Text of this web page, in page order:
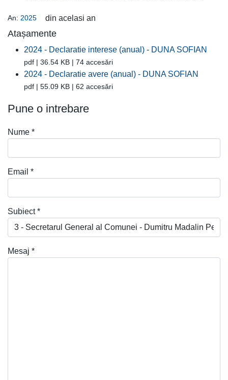
An: 2025 din acelasi an
Atașamente
2024 - Declaratie interese (anual) - DUNA SOFIAN
pdf | 36.54 KB | 74 accesări
2024 - Declaratie avere (anual) - DUNA SOFIAN
pdf | 55.09 KB | 62 accesări
Pune o intrebare
Nume *
Email *
Subiect*
Mesaj *